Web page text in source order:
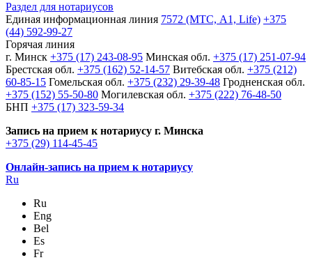
Раздел для нотариусов
Единая информационная линия 7572 (МТС, A1, Life) +375
(44) 592-99-27
Горячая линия
г. Минск +375 (17) 243-08-95 Минская обл. +375 (17) 251-07-94
Брестская обл. +375 (162) 52-14-57 Витебская обл. +375 (212)
60-85-15 Гомельская обл. +375 (232) 29-39-48 Гродненская обл.
+375 (152) 55-50-80 Могилевская обл. +375 (222) 76-48-50
БНП +375 (17) 323-59-34
Запись на прием к нотариусу г. Минска
+375 (29) 114-45-45
Онлайн-запись на прием к нотариусу
Ru
Ru
Eng
Bel
Es
Fr